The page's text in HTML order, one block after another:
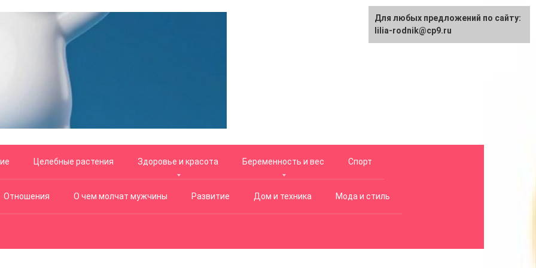
Целебные растения Здоровье и красота Беременность и вес Спорт
Отношения О чем молчат мужчины Развитие Дом и техника Мода и стиль
Для любых предложений по сайту:
lilia-rodnik@cp9.ru